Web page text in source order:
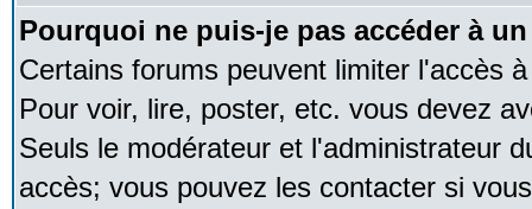
Pourquoi ne puis-je pas accéder à
Certains forums peuvent limiter l'accès
Pour voir, lire, poster, etc. vous devez
Seuls le modérateur et l'administrateur
accès; vous pouvez les contacter si